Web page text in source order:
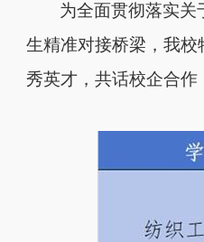
为全面贯彻落实关
生精准对接桥梁，我校
秀英才，共话校企合作